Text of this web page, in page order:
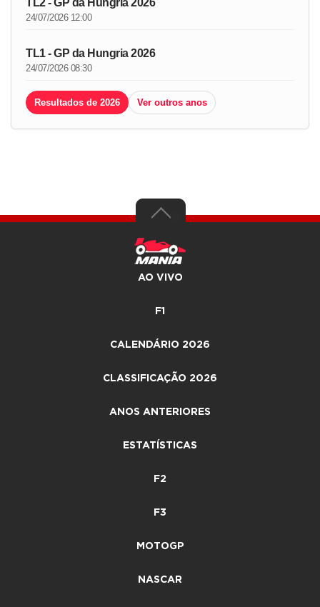
24/07/2026 12:00
TL1 - GP da Hungria 2026
24/07/2026 08:30
Resultados de 2026 Ver outros anos
AO VIVO
F1
CALENDÁRIO 2026
CLASSIFICAÇÃO 2026
ANOS ANTERIORES
ESTATÍSTICAS
F2
F3
MOTOGP
NASCAR